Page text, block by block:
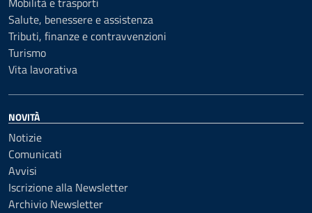
Salute, benessere e assistenza
Tributi, finanze e contravvenzioni
Turismo
Vita lavorativa
NOVITÀ
Notizie
Comunicati
Avvisi
Iscrizione alla Newsletter
Archivio Newsletter